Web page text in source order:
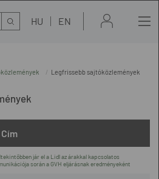
HU EN
Legfrissebb sajtóközlemények
Cím
jár el a Lidl az árakkal kapcsolatos
során a GVH eljárásnak eredményeként